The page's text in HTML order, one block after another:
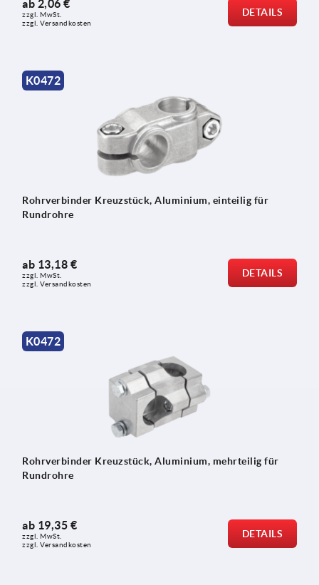
ab 2,06 €
zzgl. MwSt.
zzgl. Versandkosten
DETAILS
K0472
Rohrverbinder Kreuzstück, Aluminium, einteilig für
Rundrohre
ab 13,18 €
zzgl. MwSt.
zzgl. Versandkosten
DETAILS
K0472
Rohrverbinder Kreuzstück, Aluminium, mehrteilig für
Rundrohre
ab 19,35 €
zzgl. MwSt.
zzgl. Versandkosten
DETAILS